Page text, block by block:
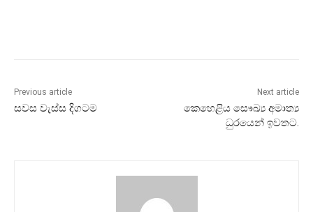
Previous article
සවස වැස්ස දිගටම
Next article
කෙහෙළිය සෞඛ්‍ය අමාත්‍ය
ධුරයෙන් ඉවතට.